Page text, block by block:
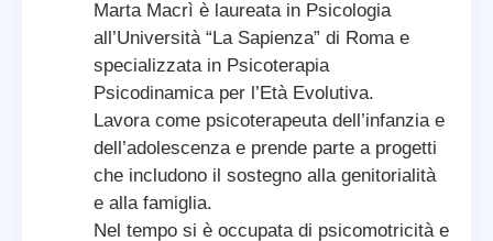
Marta Macrì è laureata in Psicologia
all’Università “La Sapienza” di Roma e
specializzata in Psicoterapia
Psicodinamica per l’Età Evolutiva.
Lavora come psicoterapeuta dell’infanzia e
dell’adolescenza e prende parte a progetti
che includono il sostegno alla genitorialità
e alla famiglia.
Nel tempo si è occupata di psicomotricità e